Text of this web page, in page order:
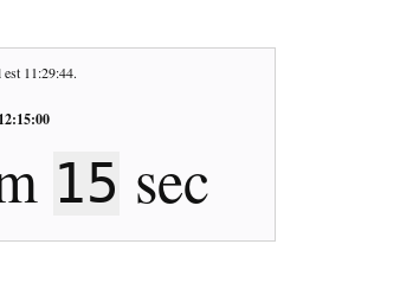
11:29:45.
12:15:00
14 sec